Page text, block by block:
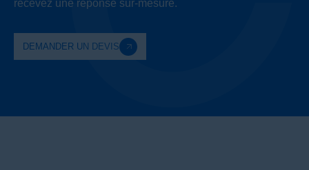
DEMANDER UN DEVIS